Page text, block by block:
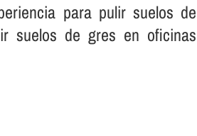
para pulir suelos de
suelos de gres en oficinas